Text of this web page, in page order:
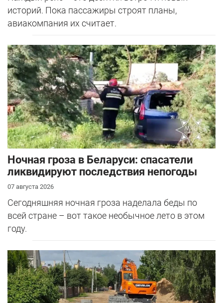
историй. Пока пассажиры строят планы,
авиакомпания их считает.
Ночная гроза в Беларуси: спасатели
ликвидируют последствия непогоды
07 августа 2026
Сегодняшняя ночная гроза наделала беды по
всей стране – вот такое необычное лето в этом
году.